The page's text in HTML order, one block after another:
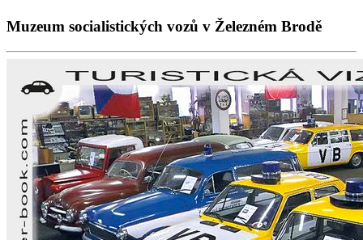
Muzeum socialistických vozů v Železném Brodě